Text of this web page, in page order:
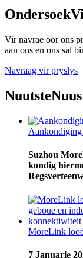
Ondersoek
Vir navrae oor ons
aan ons en ons sal
Navraag vir pryslys
NuutsteNuus
Aankondiging
Suzhou
kondig
MoreLink
7 Januarie